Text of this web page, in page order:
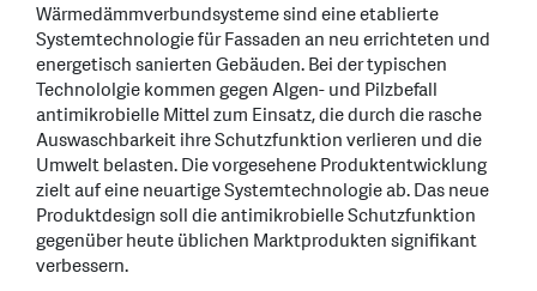
Wärmedämmverbundsysteme sind eine etablierte
Systemtechnologie für Fassaden an neu errichteten und
energetisch sanierten Gebäuden. Bei der typischen
Technololgie kommen gegen Algen- und Pilzbefall
antimikrobielle Mittel zum Einsatz, die durch die rasche
Auswaschbarkeit ihre Schutzfunktion verlieren und die
Umwelt belasten. Die vorgesehene Produktentwicklung
zielt auf eine neuartige Systemtechnologie ab. Das neue
Produktdesign soll die antimikrobielle Schutzfunktion
gegenüber heute üblichen Marktprodukten signifikant
verbessern.